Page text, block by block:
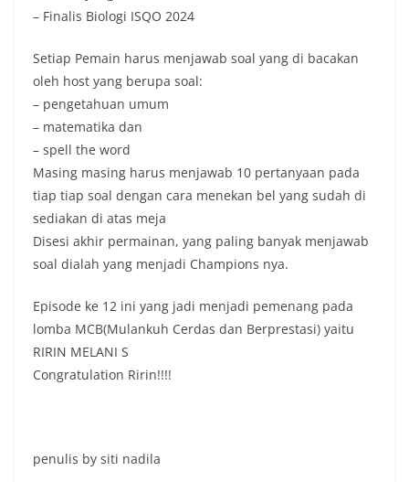
– Finalis Biologi ISQO 2024
Setiap Pemain harus menjawab soal yang di bacakan
oleh host yang berupa soal:
– pengetahuan umum
– matematika dan
– spell the word
Masing masing harus menjawab 10 pertanyaan pada
tiap tiap soal dengan cara menekan bel yang sudah di
sediakan di atas meja
Disesi akhir permainan, yang paling banyak menjawab
soal dialah yang menjadi Champions nya.
Episode ke 12 ini yang jadi menjadi pemenang pada
lomba MCB(Mulankuh Cerdas dan Berprestasi) yaitu
RIRIN MELANI S
Congratulation Ririn!!!!
penulis by siti nadila